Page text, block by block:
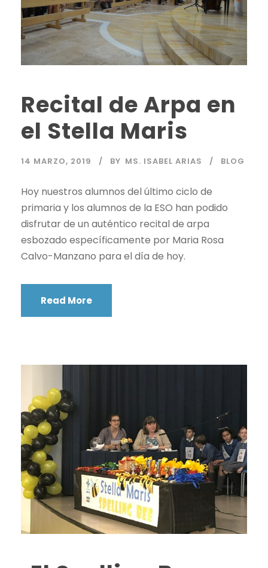
Recital de Arpa en
el Stella Maris
14 MARZO, 2019 BY MS. ISABEL ARIAS BLOG
Hoy nuestros alumnos del último ciclo de
primaria y los alumnos de la ESO han podido
disfrutar de un auténtico recital de arpa
esbozado específicamente por Maria Rosa
Calvo-Manzano para el día de hoy.
Read More